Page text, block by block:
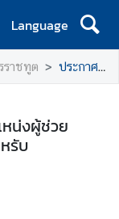
Language
ราชทูต ประกาศรับสมัครบุคคลเพื่อดำรงตำแหน่งผู้ช่วยปฎิบัติงานด้านกงสุลและล่ามไทย-อาหรับ
น่งผู้ช่วย
รับ